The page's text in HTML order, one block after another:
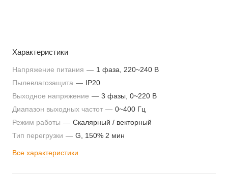
Характеристики
Напряжение питания — 1 фаза, 220~240 В
Пылевлагозащита — IP20
Выходное напряжение — 3 фазы, 0~220 В
Диапазон выходных частот — 0~400 Гц
Режим работы — Скалярный / векторный
Тип перегрузки — G, 150% 2 мин
Все характеристики